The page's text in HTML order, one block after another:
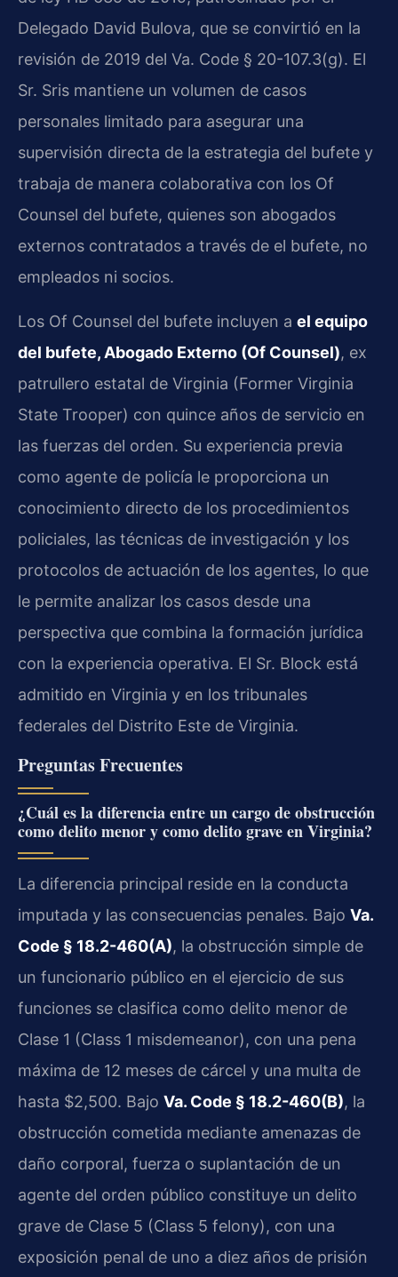
Delegado David Bulova, que se convirtió en la
revisión de 2019 del Va. Code § 20-107.3(g). El
Sr. Sris mantiene un volumen de casos
personales limitado para asegurar una
supervisión directa de la estrategia del bufete y
trabaja de manera colaborativa con los Of
Counsel del bufete, quienes son abogados
externos contratados a través de el bufete, no
empleados ni socios.
Los Of Counsel del bufete incluyen a el equipo
del bufete, Abogado Externo (Of Counsel), ex
patrullero estatal de Virginia (Former Virginia
State Trooper) con quince años de servicio en
las fuerzas del orden. Su experiencia previa
como agente de policía le proporciona un
conocimiento directo de los procedimientos
policiales, las técnicas de investigación y los
protocolos de actuación de los agentes, lo que
le permite analizar los casos desde una
perspectiva que combina la formación jurídica
con la experiencia operativa. El Sr. Block está
admitido en Virginia y en los tribunales
federales del Distrito Este de Virginia.
Preguntas Frecuentes
¿Cuál es la diferencia entre un cargo de obstrucción
como delito menor y como delito grave en Virginia?
La diferencia principal reside en la conducta
imputada y las consecuencias penales. Bajo Va.
Code § 18.2-460(A), la obstrucción simple de
un funcionario público en el ejercicio de sus
funciones se clasifica como delito menor de
Clase 1 (Class 1 misdemeanor), con una pena
máxima de 12 meses de cárcel y una multa de
hasta $2,500. Bajo Va. Code § 18.2-460(B), la
obstrucción cometida mediante amenazas de
daño corporal, fuerza o suplantación de un
agente del orden público constituye un delito
grave de Clase 5 (Class 5 felony), con una
exposición penal de uno a diez años de prisión